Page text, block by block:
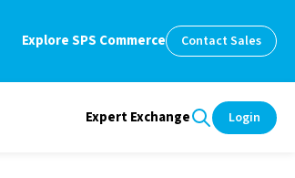
Explore SPS Commerce Contact Sales
Expert Exchange Login